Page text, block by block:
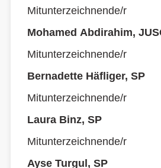
Mitunterzeichnende/r
Mohamed Abdirahim,
Mitunterzeichnende/r
Bernadette Häfliger, SP
Mitunterzeichnende/r
Laura Binz, SP
Mitunterzeichnende/r
Ayse Turgul, SP